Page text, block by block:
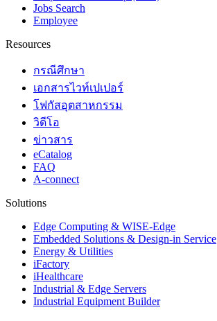
Jobs Search
Employee
Resources
กรณีศึกษา
เอกสารไวท์เปเปอร์
โฟกัสอุตสาหกรรม
วิดีโอ
ข่าวสาร
eCatalog
FAQ
A-connect
Solutions
Edge Computing & WISE-Edge
Embedded Solutions & Design-in Service
Energy & Utilities
iFactory
iHealthcare
Industrial & Edge Servers
Industrial Equipment Builder